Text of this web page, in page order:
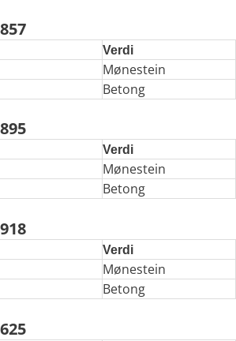
Verdi
Mønestein
Betong
Verdi
Mønestein
Betong
Verdi
Mønestein
Betong